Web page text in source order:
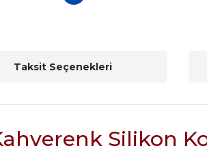
Taksit Seçenekleri
Silikon